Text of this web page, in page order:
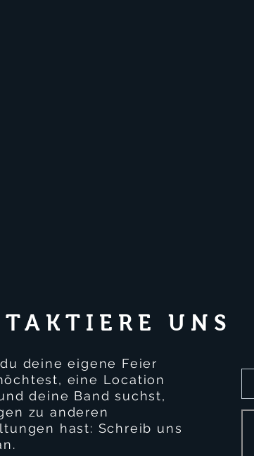
UNS
deine eigene Feier
eine Location
deine Band suchst,
zu anderen
hast: Schreib uns